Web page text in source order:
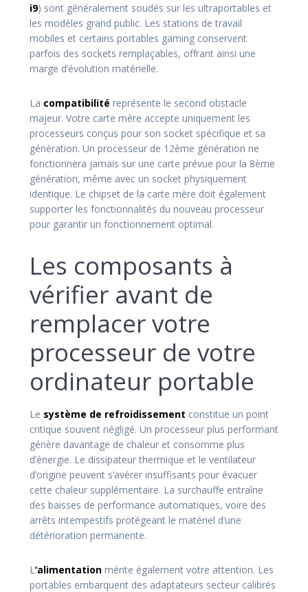
i9) sont généralement soudés sur les ultraportables et
les modèles grand public. Les stations de travail
mobiles et certains portables gaming conservent
parfois des sockets remplaçables, offrant ainsi une
marge d’évolution matérielle.
La compatibilité représente le second obstacle
majeur. Votre carte mère accepte uniquement les
processeurs conçus pour son socket spécifique et sa
génération. Un processeur de 12ème génération ne
fonctionnera jamais sur une carte prévue pour la 8ème
génération, même avec un socket physiquement
identique. Le chipset de la carte mère doit également
supporter les fonctionnalités du nouveau processeur
pour garantir un fonctionnement optimal.
Les composants à
vérifier avant de
remplacer votre
processeur de votre
ordinateur portable
Le système de refroidissement constitue un point
critique souvent négligé. Un processeur plus performant
génère davantage de chaleur et consomme plus
d’énergie. Le dissipateur thermique et le ventilateur
d’origine peuvent s’avérer insuffisants pour évacuer
cette chaleur supplémentaire. La surchauffe entraîne
des baisses de performance automatiques, voire des
arrêts intempestifs protégeant le matériel d’une
détérioration permanente.
L‘alimentation mérite également votre attention. Les
portables embarquent des adaptateurs secteur calibrés